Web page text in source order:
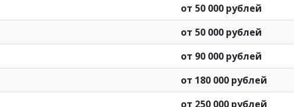
от 50 000 рублей
от 50 000 рублей
от 90 000 рублей
от 180 000 рублей
от 250 000 рублей